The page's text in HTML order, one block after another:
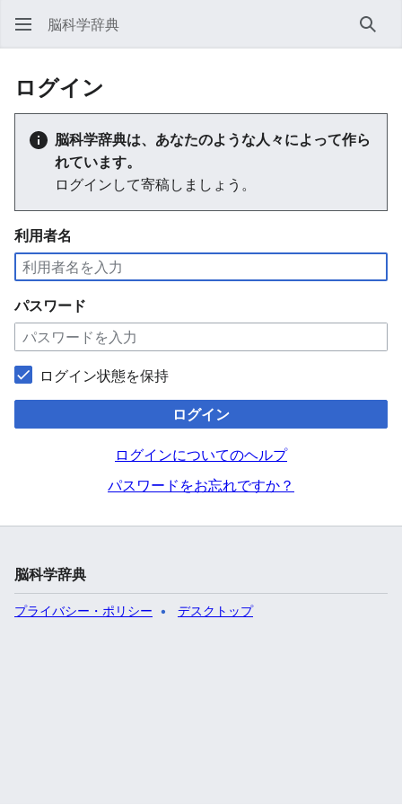
脳科学辞典 検索
ログイン
脳科学辞典は、あなたのような人々によって作ら
れています。
ログインして寄稿しましょう。
利用者名
パスワード
ログイン状態を保持
ログイン
ログインについてのヘルプ
パスワードをお忘れですか？
脳科学辞典
プライバシー・ポリシー デスクトップ